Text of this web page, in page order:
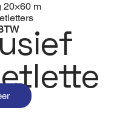
20×60 m